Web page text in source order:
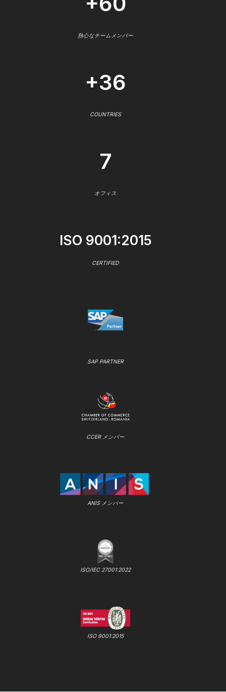
熱心なチームメンバー
+36
COUNTRIES
7
オフィス
ISO 9001:2015
CERTIFIED
SAP PARTNER
CCER メンバー
ANIS メンバー
ISO/IEC 27001:2022
ISO 9001:2015